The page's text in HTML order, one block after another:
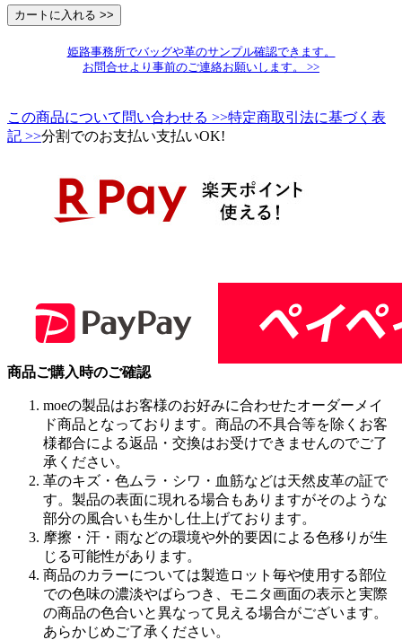
姫路事務所でバッグや革のサンプル確認できます。
お問合せより事前のご連絡お願いします。 >>
この商品について問い合わせる >>特定商取引法に基づく表
記 >>分割でのお支払い支払いOK!
商品ご購入時のご確認
moeの製品はお客様のお好みに合わせたオーダーメイ
ド商品となっております。商品の不具合等を除くお客
様都合による返品・交換はお受けできませんのでご了
承ください。
革のキズ・色ムラ・シワ・血筋などは天然皮革の証で
す。製品の表面に現れる場合もありますがそのような
部分の風合いも生かし仕上げております。
摩擦・汗・雨などの環境や外的要因による色移りが生
じる可能性があります。
商品のカラーについては製造ロット毎や使用する部位
での色味の濃淡やばらつき、モニタ画面の表示と実際
の商品の色合いと異なって見える場合がございます。
あらかじめご了承ください。